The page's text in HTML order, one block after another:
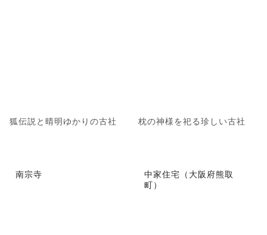
狐伝説と晴明ゆかりの古社 枕の神様を祀る珍しい古社
南宗寺
中家住宅（大阪府熊取
町）